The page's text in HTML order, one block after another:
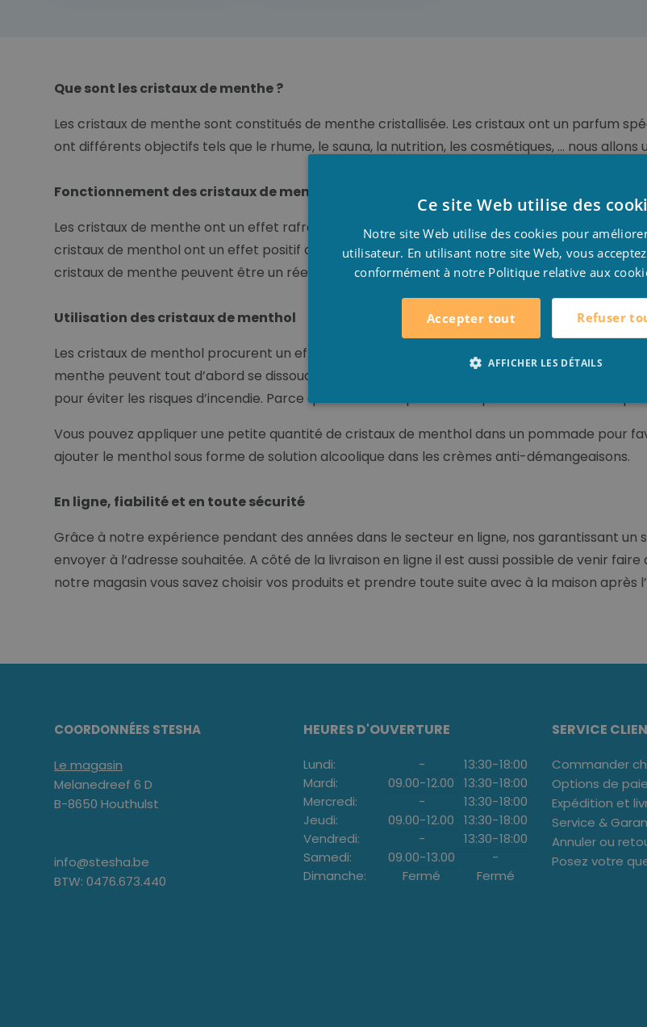
Que sont les cristaux de menthe ?
Les cristaux de menthe sont constitués de menthe cristallisée. Les cristaux ont un parfum
ont différents objectifs tels que le rhume, le sauna, la nutrition, les cosmétiques, … nous allons
Fonctionnement des cristaux de menthe
Les cristaux de menthe ont un effet rafraîchissant et refroidissant. Il purifie l’air, augmente
cristaux de menthol ont un effet positif dans les études, la méditation, les groupes de travail,
cristaux de menthe peuvent être un réel soulagement.
Utilisation des cristaux de menthol
Les cristaux de menthol procurent un effet rafraîchissant et refroidissant au sauna. Utilisez
menthe peuvent tout d’abord se dissoudre dans l’eau ou verser directement sur les pierres.
pour éviter les risques d’incendie. Parce que le menthol peut théoriquement causer un risque
Vous pouvez appliquer une petite quantité de cristaux de menthol dans un pommade pour
ajouter le menthol sous forme de solution alcoolique dans les crèmes anti-démangeaisons.
En ligne, fiabilité et en toute sécurité
Grâce à notre expérience pendant des années dans le secteur en ligne, nos garantissant
envoyer à l’adresse souhaitée. A côté de la livraison en ligne il est aussi possible de venir
notre magasin vous savez choisir vos produits et prendre toute suite avec à la maison après
COORDONNÉES STESHA
Le magasin
Melanedreef 6 D
B-8650 Houthulst
info@stesha.be
BTW: 0476.673.440
HEURES D'OUVERTURE
Lundi: - 13:30-18:00
Mardi:
09.00-12.00 13:30-18:00
Mercredi:
- 13:30-18:00
Jeudi:
09.00-12.00 13:30-18:00
Vendredi:
- 13:30-18:00
Samedi:
09.00-13.00
-
Dimanche:
Fermé Fermé
SERVICE
Commander
Options de
Expédition et
Service &
Annuler ou
Posez votre
Ce site Web utilise des
Notre site Web utilise des cookies pour
utilisateur. En utilisant notre site Web, vous
conformément à notre Politique relative aux
Accepter tout Refuser
AFFICHER LES DÉTAILS